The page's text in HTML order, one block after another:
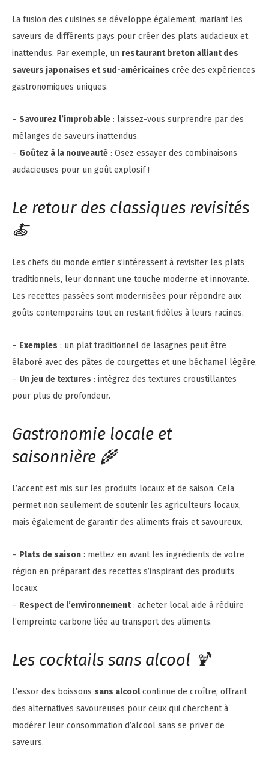
La fusion des cuisines se développe également, mariant les
saveurs de différents pays pour créer des plats audacieux et
inattendus. Par exemple, un restaurant breton alliant des
saveurs japonaises et sud-américaines crée des expériences
gastronomiques uniques.
– Savourez l’improbable : laissez-vous surprendre par des
mélanges de saveurs inattendus.
– Goûtez à la nouveauté : Osez essayer des combinaisons
audacieuses pour un goût explosif !
Le retour des classiques revisités
🍝
Les chefs du monde entier s’intéressent à revisiter les plats
traditionnels, leur donnant une touche moderne et innovante.
Les recettes passées sont modernisées pour répondre aux
goûts contemporains tout en restant fidèles à leurs racines.
– Exemples : un plat traditionnel de lasagnes peut être
élaboré avec des pâtes de courgettes et une béchamel légère.
– Un jeu de textures : intégrez des textures croustillantes
pour plus de profondeur.
Gastronomie locale et
saisonnière 🌾
L’accent est mis sur les produits locaux et de saison. Cela
permet non seulement de soutenir les agriculteurs locaux,
mais également de garantir des aliments frais et savoureux.
– Plats de saison : mettez en avant les ingrédients de votre
région en préparant des recettes s’inspirant des produits
locaux.
– Respect de l’environnement: acheter local aide à réduire
l’empreinte carbone liée au transport des aliments.
Les cocktails sans alcool 🍹
L’essor des boissons sans alcoolcontinue de croître, offrant
des alternatives savoureuses pour ceux qui cherchent à
modérer leur consommation d’alcool sans se priver de
saveurs.